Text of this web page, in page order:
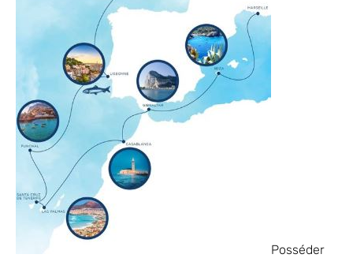
Posséder